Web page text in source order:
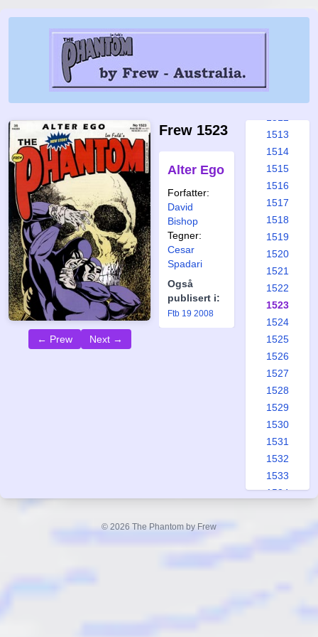
← Prew Next →
Frew 1523
Alter Ego
Forfatter:
David
Bishop
Tegner:
Cesar
Spadari
Også
publisert i:
Ftb 19 2008
1506
1507
1513
1514
1515
1516
1517
1518
1519
1520
1521
1522
1523
1524
1525
1526
1527
1528
1529
1530
1531
1532
1533
1534
© 2026 The Phantom by Frew